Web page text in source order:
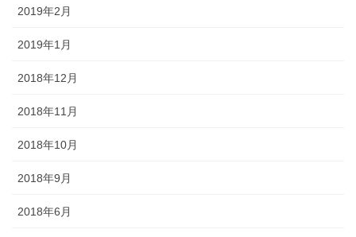
2019年2月
2019年1月
2018年12月
2018年11月
2018年10月
2018年9月
2018年6月